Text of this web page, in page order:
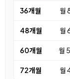
36개월 월
48개월 월
60개월 월
72개월 월